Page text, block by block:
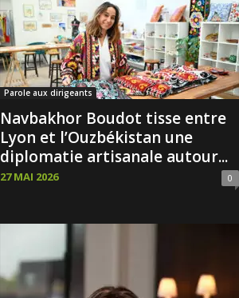
Parole aux dirigeants
Navbakhor Boudot tisse entre
Lyon et l’Ouzbékistan une
diplomatie artisanale autour...
27 MAI 2026 0